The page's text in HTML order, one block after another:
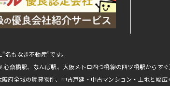
名もなき不動産”です。
心斎橋駅、なんば駅、大阪メトロ四つ橋線の四ツ橋駅から
府全域の賃貸物件、中古戸建・中古マンション・土地と幅